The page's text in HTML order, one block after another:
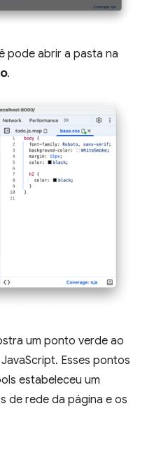
pode abrir a pasta na
.
um ponto verde ao
Esses pontos
estabeleceu um
de rede da página e os